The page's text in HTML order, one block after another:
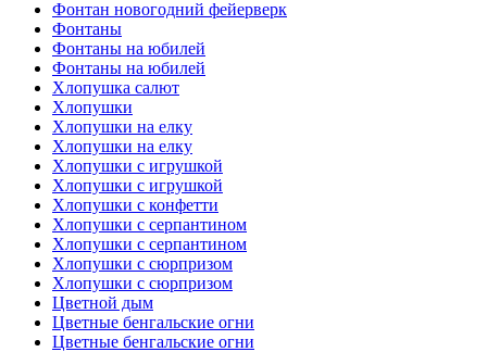
Фонтан новогодний фейерверк
Фонтаны
Фонтаны на юбилей
Фонтаны на юбилей
Хлопушка салют
Хлопушки
Хлопушки на елку
Хлопушки на елку
Хлопушки с игрушкой
Хлопушки с игрушкой
Хлопушки с конфетти
Хлопушки с серпантином
Хлопушки с серпантином
Хлопушки с сюрпризом
Хлопушки с сюрпризом
Цветной дым
Цветные бенгальские огни
Цветные бенгальские огни